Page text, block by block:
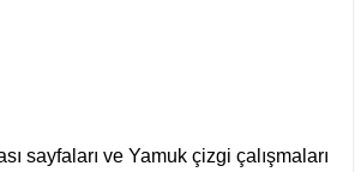
sayfaları ve Yamuk çizgi çalışmaları